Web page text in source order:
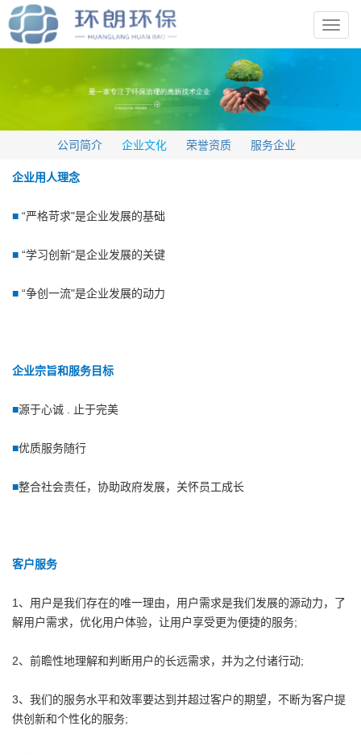
公司简介 企业文化 荣誉资质 服务企业
企业用人理念
■ “严格苛求"是企业发展的基础
■ “学习创新"是企业发展的关键
■ “争创一流"是企业发展的动力
企业宗旨和服务目标
■源于心诚 . 止于完美
■优质服务随行
■整合社会责任，协助政府发展，关怀员工成长
客户服务
1、用户是我们存在的唯一理由，用户需求是我们发展的源动力，了
解用户需求，优化用户体验，让用户享受更为便捷的服务;
2、前瞻性地理解和判断用户的长远需求，并为之付诸行动;
3、我们的服务水平和效率要达到并超过客户的期望，不断为客户提
供创新和个性化的服务;